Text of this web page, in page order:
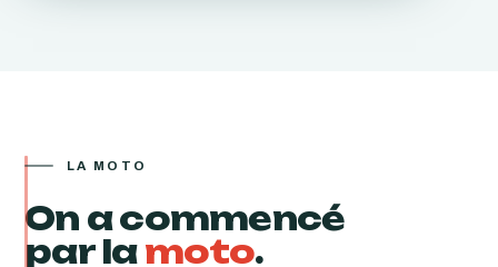
LA MOTO
On a commencé
par lamoto.